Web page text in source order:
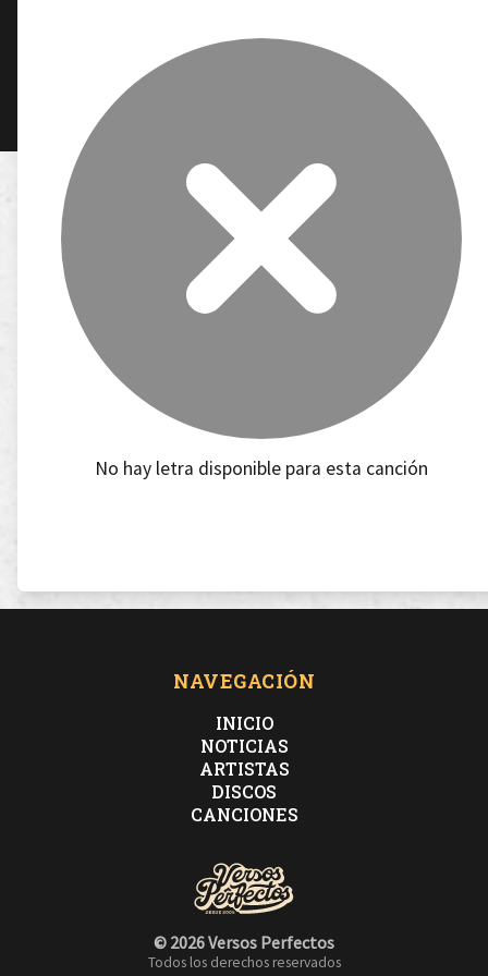
No hay letra disponible para esta canción
NAVEGACIÓN
INICIO
NOTICIAS
ARTISTAS
DISCOS
CANCIONES
© 2026 Versos Perfectos
Todos los derechos reservados